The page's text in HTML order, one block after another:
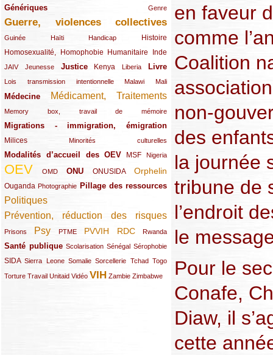
Génériques
(59/289) Genre
(22/289)
Guerre, violences collectives
(149/289)
Guinée
(12/289) Haïti
(15/289) Handicap
(10/289) Histoire
(49/289)
Homosexualité, Homophobie
(44/289) Humanitaire
(47/289) Inde
(34/289)
JAIV
(10/289)Jeunesse
(21/289) Justice
(65/289) Kenya
(35/289) Liberia
(25/289) Livre
(62/289)
Lois transmission intentionnelle
(24/289) Malawi
(11/289) Mali
(21/289)
Médecine
(62/289) Médicament, Traitements
(142/289)
Memory box, travail de mémoire
(11/289)
Migrations - immigration, émigration
(67/289)
Milices
(34/289) Minorités culturelles
(15/289)
Modalités d’accueil des OEV
(58/289) MSF
(54/289) Nigeria
(27/289)
OEV
(269/289) OMD
(26/289) ONU
(58/289) ONUSIDA
(44/289) Orphelin
(112/289)
Ouganda
(29/289) Photographie
(27/289) Pillage des ressources
(77/289)
Politiques
(120/289)
Prévention, réduction des risques
(131/289)
Prisons
(22/289) Psy
(119/289) PTME
(12/289) PVVIH
(111/289) RDC
(104/289) Rwanda
(23/289)
Santé publique
(59/289) Scolarisation
(9/289) Sénégal
(13/289) Sérophobie
(19/289)
SIDA
(29/289)Sierra Leone
(13/289) Somalie
(12/289) Sorcellerie
(19/289) Tchad
(10/289) Togo
(15/289)
Torture
(17/289)Travail
(21/289) Unitaid
(26/289) Vidéo
(23/289) VIH
(154/289) Zambie
(12/289) Zimbabwe
(21/289)
en faveur
comme
Coalition
non-
des
la journée
tribune de
l’endroit
le
Pour le
Conafe,
Diaw, il
cette